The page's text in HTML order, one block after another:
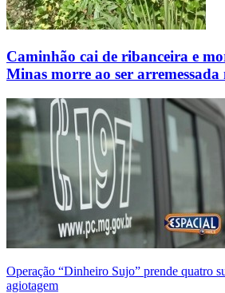
Caminhão cai de ribanceira e
Minas morre ao ser arremessada
Operação “Dinheiro Sujo” prende quatro
agiotagem